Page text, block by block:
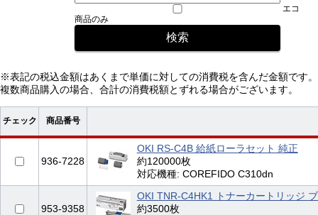
エコ
商品のみ
※表記の税込金額はあくまで単価に対しての消費税を含んだ金額です。
複数商品購入の場合、合計の消費税額とずれる場合がございます。
チェック 商品番号
936-7228
OKI RS-C4B 給紙ローラセット 純正
約120000枚
対応機種: COREFIDO C310dn
953-9358
OKI TNR-C4HK1 トナーカートリッジ
約3500枚